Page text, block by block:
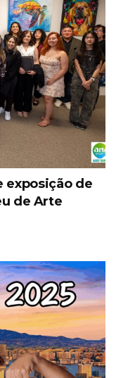
exposição de
de Arte